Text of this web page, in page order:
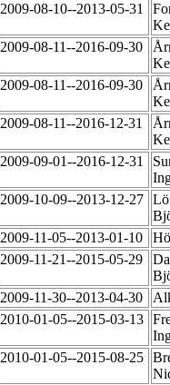
2009-08-10--2013-05-31
2009-08-11--2016-09-30
2009-08-11--2016-09-30
2009-08-11--2016-12-31
2009-09-01--2016-12-31
2009-10-09--2013-12-27
2009-11-05--2013-01-10
2009-11-21--2015-05-29
2009-11-30--2013-04-30
2010-01-05--2015-03-13
2010-01-05--2015-08-25